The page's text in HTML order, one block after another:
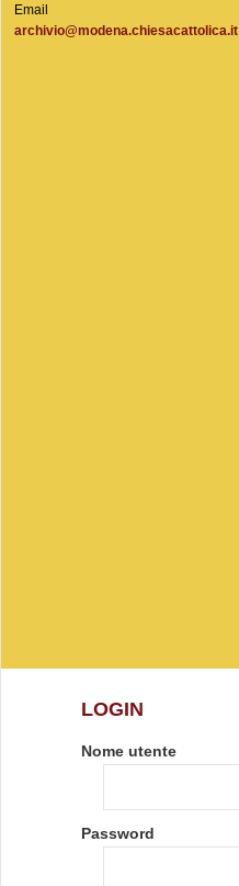
Email
archivio@modena.chiesacattolica.it
LOGIN
Nome utente
Password